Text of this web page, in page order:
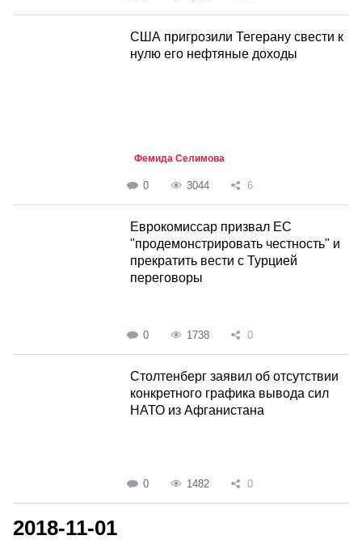
США пригрозили Тегерану свести к
нулю его нефтяные доходы
Фемида Селимова
0 3044 6
Еврокомиссар призвал ЕС
"продемонстрировать честность" и
прекратить вести с Турцией
переговоры
0 1738 0
Столтенберг заявил об отсутствии
конкретного графика вывода сил
НАТО из Афганистана
0 1482 0
2018-11-01